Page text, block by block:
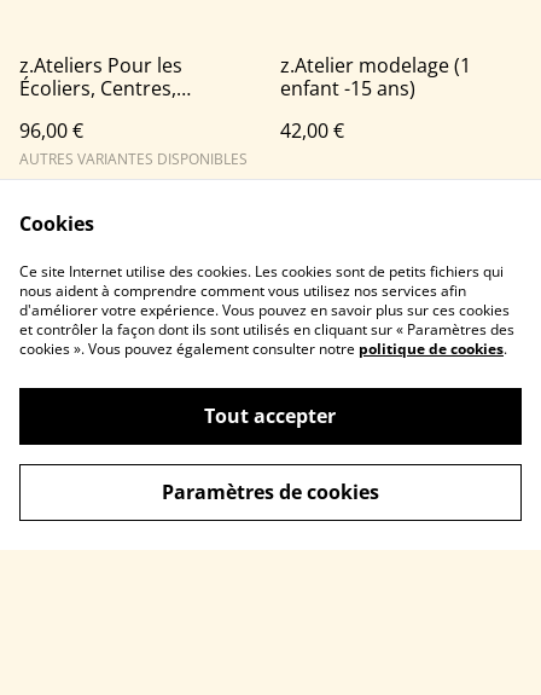
z.Ateliers Pour les
Écoliers, Centres,
96,00 €
AUTRES VARIANTES DISPONIBLES
z.Atelier modelage (1
enfant -15 ans)
42,00 €
Localisez-moi à la
Contactez-moi
confidentialité
Politique de cookies
Cookies
Ce site Internet utilise des cookies. Les cookies sont de petits fichiers qui
nous aident à comprendre comment vous utilisez nos services afin
d'améliorer votre expérience. Vous pouvez en savoir plus sur ces cookies
et contrôler la façon dont ils sont utilisés en cliquant sur « Paramètres des
cookies ». Vous pouvez également consulter notre politique de cookies.
Tout accepter
Paramètres de cookies